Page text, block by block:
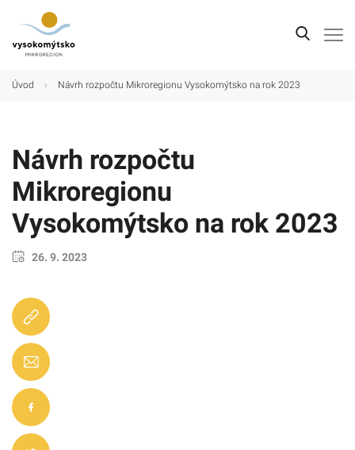
Úvod › Návrh rozpočtu Mikroregionu Vysokomýtsko na rok 2023
Návrh rozpočtu
Mikroregionu
Vysokomýtsko na rok 2023
26. 9. 2023
Úvod
Obce
Turistické cíle
Kultura
Kontakt